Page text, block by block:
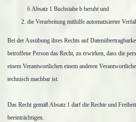
6 Absatz 1 Buchstabe b beruht und
die Verarbeitung mithilfe automatisierter
Bei der Ausübung ihres Rechts auf
betroffene Person das Recht, zu erwirken, dass die
einem Verantwortlichen einem anderen
technisch machbar ist.
Das Recht gemäß Absatz 1 darf die Rechte und
beeinträchtigen.